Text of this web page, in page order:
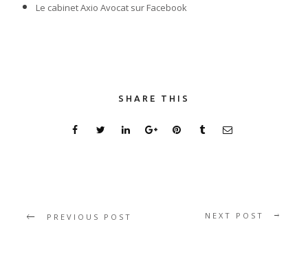
Le cabinet Axio Avocat sur Facebook
SHARE THIS
PREVIOUS POST NEXT POST